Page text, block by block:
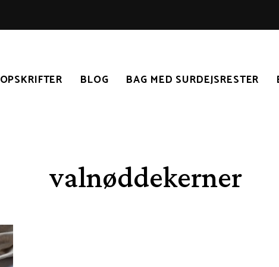
OPSKRIFTER BLOG BAG MED SURDEJSRESTER
valnøddekerner